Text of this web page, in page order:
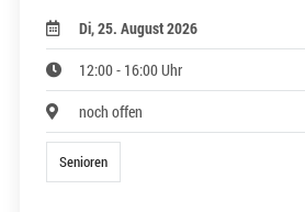
Di, 25. August 2026
12:00 - 16:00 Uhr
noch offen
Senioren